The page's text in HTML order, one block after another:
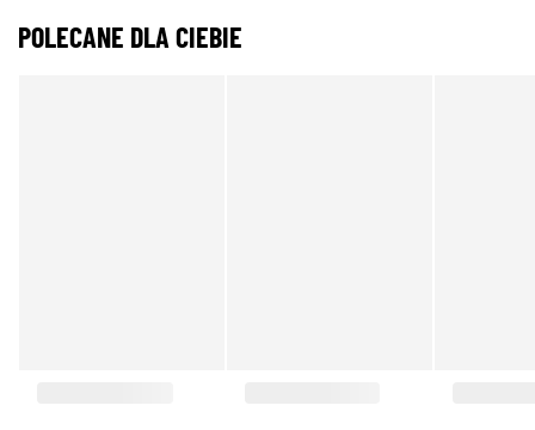
POLECANE DLA CIEBIE